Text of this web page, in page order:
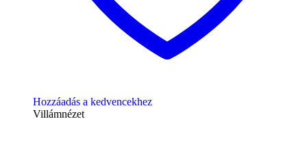
Hozzáadás a kedvencekhez
Villámnézet